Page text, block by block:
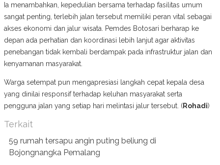
Ia menambahkan, kepedulian bersama terhadap fasilitas umum
sangat penting, terlebih jalan tersebut memiliki peran vital sebagai
akses ekonomi dan jalur wisata. Pemdes Botosari berharap ke
depan ada perhatian dan koordinasi lebih lanjut agar aktivitas
penebangan tidak kembali berdampak pada infrastruktur jalan dan
kenyamanan masyarakat.
Warga setempat pun mengapresiasi langkah cepat kepala desa
yang dinilai responsif terhadap keluhan masyarakat serta
pengguna jalan yang setiap hari melintasi jalur tersebut. (Rohadi)
Terkait
59 rumah tersapu angin puting beliung di
Bojongnangka Pemalang